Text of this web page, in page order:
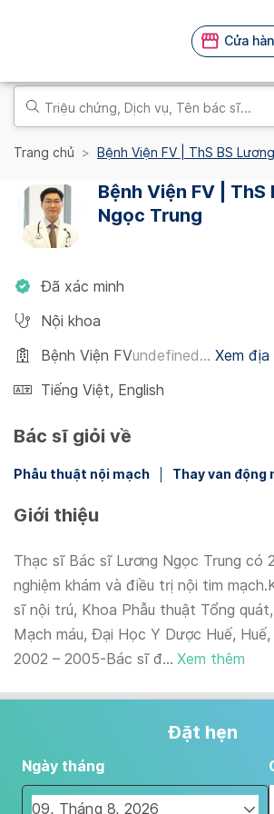
Cửa
Trang chủ Bệnh Viện FV | ThS BS
Bệnh Viện FV | ThS
Ngọc Trung
Đã xác minh
Nội khoa
Bệnh Viện FVundefined... Xem
Tiếng Việt, English
Bác sĩ giỏi về
Phẫu thuật nội mạch Thay van động
Giới thiệu
Thạc sĩ Bác sĩ Lương Ngọc Trung có
nghiệm khám và điều trị nội tim
sĩ nội trú, Khoa Phẫu thuật Tổng
Mạch máu, Đại Học Y Dược Huế,
2002 – 2005-Bác sĩ đ... Xem thêm
Đặt hẹn
Ngày tháng